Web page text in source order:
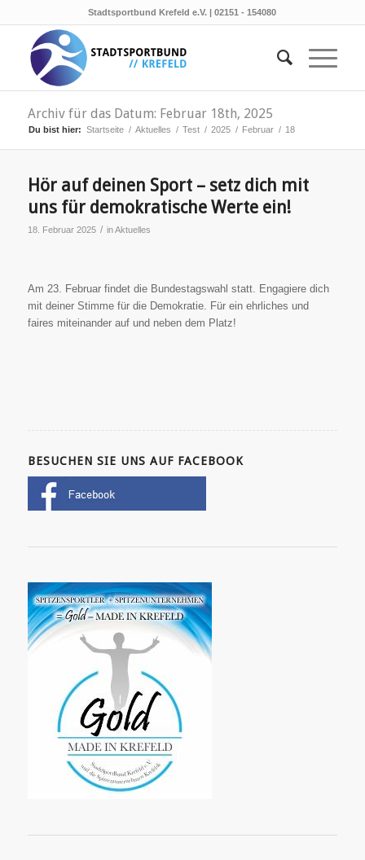
Stadtsportbund Krefeld e.V. | 02151 - 154080
Archiv für das Datum: Februar 18th, 2025
Du bist hier: Startseite / Aktuelles / Test / 2025 / Februar / 18
Hör auf deinen Sport – setz dich mit
uns für demokratische Werte ein!
18. Februar 2025 / inAktuelles
Am 23. Februar findet die Bundestagswahl statt. Engagiere dich
mit deiner Stimme für die Demokratie. Für ein ehrliches und
faires miteinander auf und neben dem Platz!
BESUCHEN SIE UNS AUF FACEBOOK